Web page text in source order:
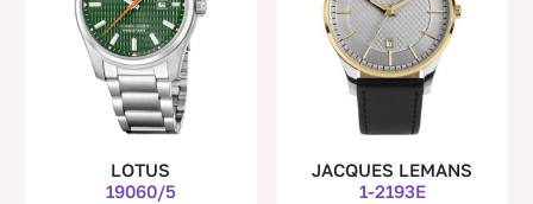
LOTUS
19060/5
JACQUES LEMANS
1-2193E